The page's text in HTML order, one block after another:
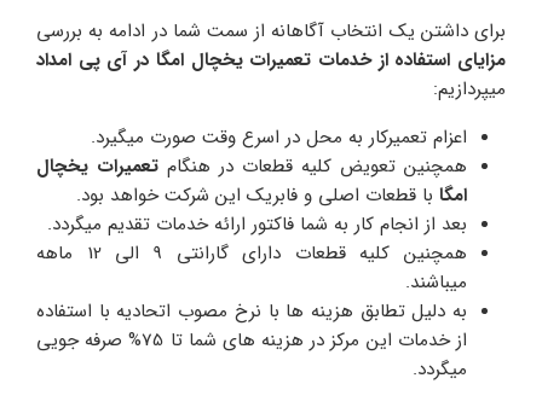
برای داشتن یک انتخاب آگاهانه از سمت شما در ادامه به بررسی
مزایای استفاده از خدمات تعمیرات یخچال امگا در آی پی امداد
میپردازیم:
اعزام تعمیرکار به محل در اسرع وقت صورت میگیرد.
همچنین تعویض کلیه قطعات در هنگام تعمیرات یخچال
امگا با قطعات اصلی و فابریک این شرکت خواهد بود.
بعد از انجام کار به شما فاکتور ارائه خدمات تقدیم میگردد.
همچنین کلیه قطعات دارای گارانتی 9 الی 12 ماهه
میباشند.
به دلیل تطابق هزینه ها با نرخ مصوب اتحادیه با استفاده
از خدمات این مرکز در هزینه های شما تا 75% صرفه جویی
میگردد.